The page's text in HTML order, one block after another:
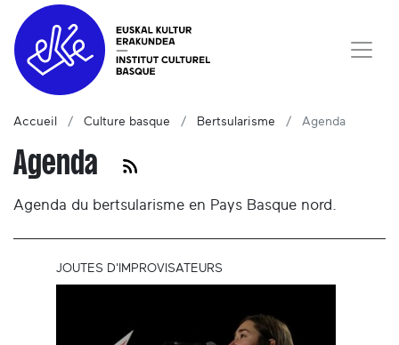
Accueil Culture basque Bertsularisme Agenda
Agenda
Agenda du bertsularisme en Pays Basque nord.
JOUTES D'IMPROVISATEURS